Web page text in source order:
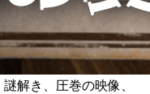
解き、圧巻の映像、